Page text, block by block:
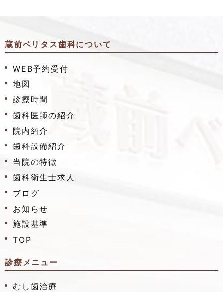
蔵前ベリタス歯科について
WEB予約受付
地図
診療時間
歯科医師の紹介
院内紹介
歯科設備紹介
当院の特徴
歯科衛生士求人
ブログ
お知らせ
施設基準
TOP
診療メニュー
むし歯治療